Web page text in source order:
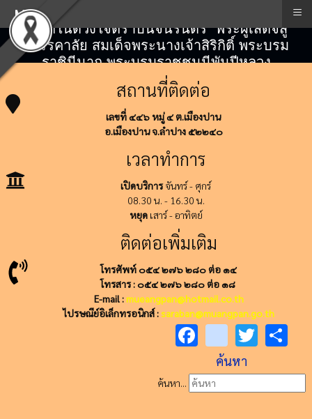
"สถิตในดวงใจตราบนิจนิรันดร์" พระผู้เสด็จสู่
สวรรคาลัย สมเด็จพระนางเจ้าสิริกิติ์ พระบรม
ราชินีนาถ พระบรมราชชนนีพันปีหลวง
สถานที่ติดต่อ
เลขที่ ๔๔๖ หมู่ ๔ ต.เมืองปาน
อ.เมืองปาน จ.ลำปาง ๕๒๒๔๐
เวลาทำการ
เปิดบริการจันทร์ - ศุกร์
08.30 น. - 16.30 น.
หยุดเสาร์ - อาทิตย์
ติดต่อเพิ่มเติม
โทรศัพท์ ๐๕๔ ๒๗๖ ๒๘๐ ต่อ ๑๔
โทรสาร : ๐๕๔ ๒๗๖ ๒๘๐ ต่อ ๑๘
E-mail :mueangpan@hotmail.co.th
ไปรษณีย์อิเล็กทรอนิกส์ : saraban@muangpan.go.th
Facebook
youtube
ค้นหา
ค้นหา...
Menu ≡